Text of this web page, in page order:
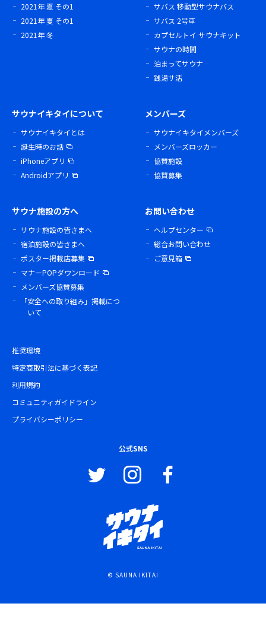
2021年 夏 その1
2021年 夏 その1
2021年 冬
サバス 移動型サウナバス
サバス 2号車
カプセルトイ サウナキット
サウナの時間
泊まってサウナ
銭湯サ活
サウナイキタイについて
サウナイキタイとは
誕生時のお話
iPhoneアプリ
Androidアプリ
メンバーズ
サウナイキタイメンバーズ
メンバーズロッカー
協賛施設
協賛募集
サウナ施設の方へ
サウナ施設の皆さまへ
宿泊施設の皆さまへ
ポスター掲載店募集
マナーPOPダウンロード
メンバーズ協賛募集
「安全への取り組み」掲載につ
いて
お問い合わせ
ヘルプセンター
総合お問い合わせ
ご意見箱
推奨環境
特定商取引法に基づく表記
利用規約
コミュニティガイドライン
プライバシーポリシー
公式SNS
© SAUNA IKITAI